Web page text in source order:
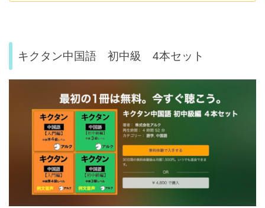
キクタン中国語 初中級 4本セット